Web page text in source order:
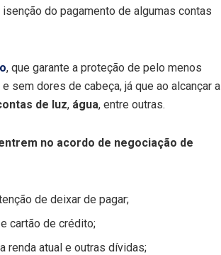
isenção do pagamento de algumas contas
, que garante a proteção de pelo menos
sem dores de cabeça, já que ao alcançar a
de luz, água, entre outras.
no acordo de negociação de
de deixar de pagar;
cartão de crédito;
renda atual e outras dívidas;